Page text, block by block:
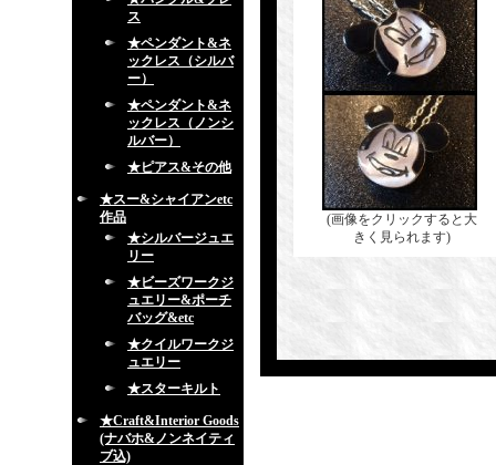
ス
★ペンダント&ネ
ックレス（シルバ
ー）
★ペンダント&ネ
ックレス（ノンシ
ルバー）
★ピアス&その他
★スー&シャイアンetc
作品
★シルバージュエ
リー
★ビーズワークジ
ュエリー&ポーチ
バッグ&etc
★クイルワークジ
ュエリー
★スターキルト
★Craft&Interior Goods
(ナバホ&ノンネイティ
ブ込)
(画像をクリックすると大
きく見られます)